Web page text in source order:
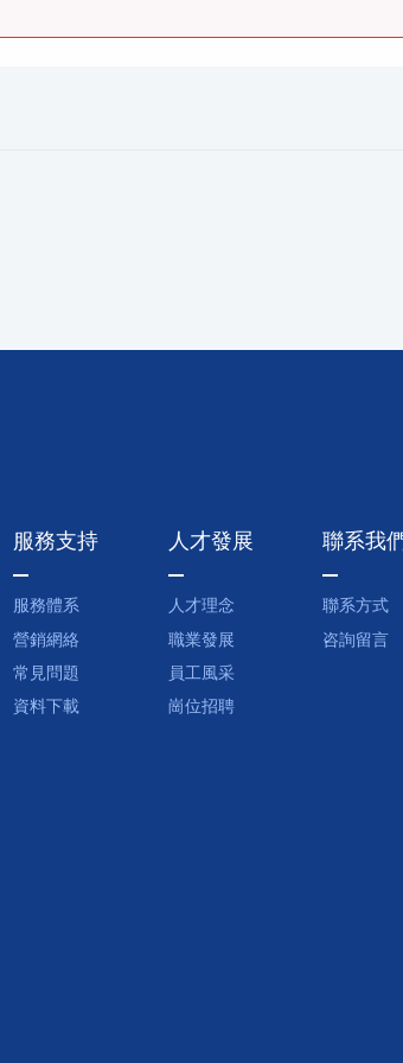
服務支持
服務體系
營銷網絡
常見問題
資料下載
人才發展
人才理念
職業發展
員工風采
崗位招聘
聯系我
聯系方式
咨詢留言